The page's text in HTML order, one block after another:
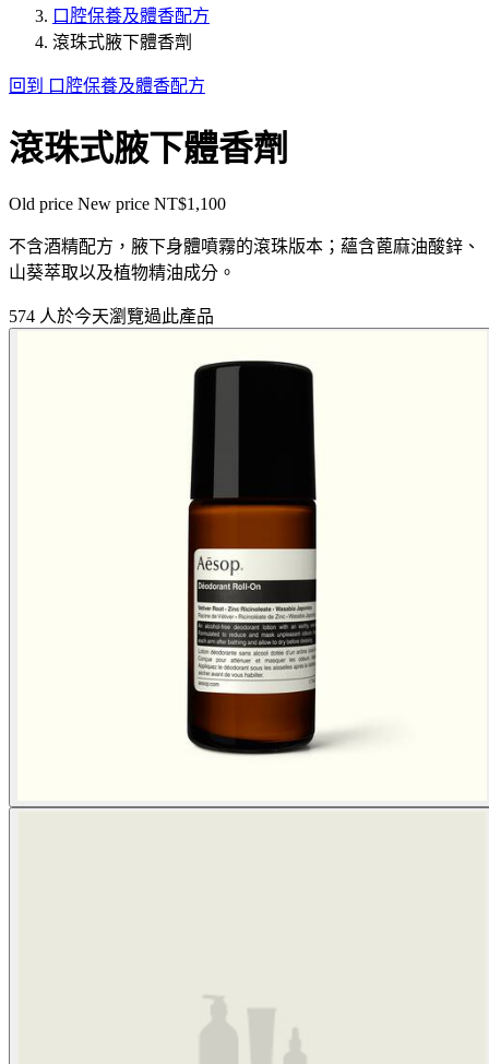
口腔保養及體香配方
滾珠式腋下體香劑
回到 口腔保養及體香配方
滾珠式腋下體香劑
Old price New price NT$1,100
不含酒精配方，腋下身體噴霧的滾珠版本；蘊含蓖麻油酸鋅、
山葵萃取以及植物精油成分。
574 人於今天瀏覽過此產品